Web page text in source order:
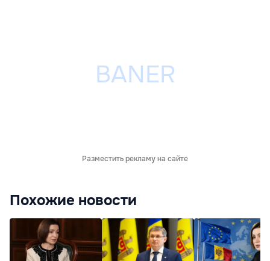
Разместить рекламу на сайте
Похожие новости